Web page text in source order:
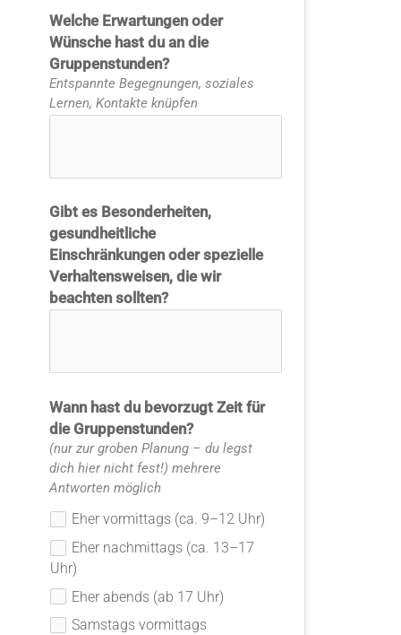
Welche Erwartungen oder
Wünsche hast du an die
Gruppenstunden?
Entspannte Begegnungen, soziales
Lernen, Kontakte knüpfen
Gibt es Besonderheiten,
gesundheitliche
Einschränkungen oder spezielle
Verhaltensweisen, die wir
beachten sollten?
Wann hast du bevorzugt Zeit für
die Gruppenstunden?
(nur zur groben Planung – du legst
dich hier nicht fest!) mehrere
Antworten möglich
Eher vormittags (ca. 9–12 Uhr)
Eher nachmittags (ca. 13–17
Uhr)
Eher abends (ab 17 Uhr)
Samstags vormittags